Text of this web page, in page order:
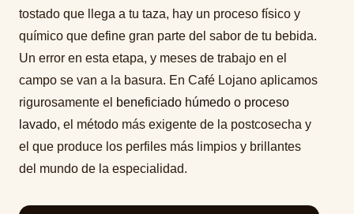
SOBRE NOSOTROS
tostado que llega a tu taza, hay un proceso físico y
químico que define gran parte del sabor de tu bebida.
Un error en esta etapa, y meses de trabajo en el
campo se van a la basura. En Café Lojano aplicamos
rigurosamente el beneficiado húmedo o proceso
lavado, el método más exigente de la postcosecha y
el que produce los perfiles más limpios y brillantes
del mundo de la especialidad.